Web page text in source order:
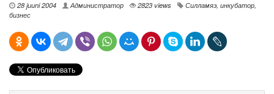
28 juuni 2004 Администратор 2823 views Силламяэ, инкубатор,
бизнес